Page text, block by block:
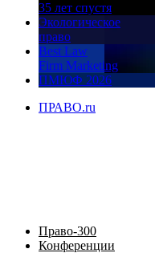
35 лет спустя
Экологическое
право
Best Law
Firm Marketing
ПМЮФ 2026
ПРАВО.ru
Право-300
Конференции